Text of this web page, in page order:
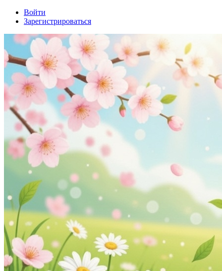
Войти
Зарегистрироваться